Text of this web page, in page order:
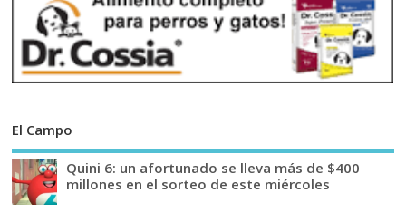
El Campo
Quini 6: un afortunado se lleva más de $400
millones en el sorteo de este miércoles